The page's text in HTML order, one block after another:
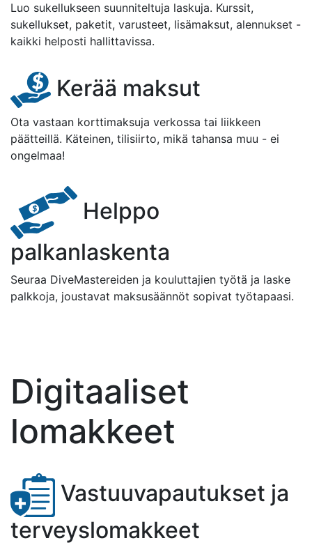
Luo sukellukseen suunniteltuja laskuja. Kurssit,
sukellukset, paketit, varusteet, lisämaksut, alennukset -
kaikki helposti hallittavissa.
Kerää maksut
Ota vastaan korttimaksuja verkossa tai liikkeen
päätteillä. Käteinen, tilisiirto, mikä tahansa muu - ei
ongelmaa!
Helppo
palkanlaskenta
Seuraa DiveMastereiden ja kouluttajien työtä ja laske
palkkoja, joustavat maksusäännöt sopivat työtapaasi.
Digitaaliset
lomakkeet
Vastuuvapautukset ja
terveyslomakkeet